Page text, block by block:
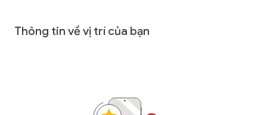
Thông tin về vị trí của bạn